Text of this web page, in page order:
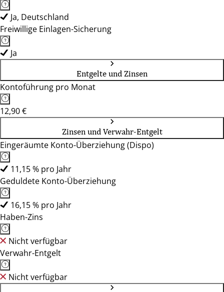
Ja, Deutschland
Freiwillige Einlagen-Sicherung
Ja
Entgelte und Zinsen
Kontoführung pro Monat
12,90 €
Zinsen und Verwahr-Entgelt
Eingeräumte Konto-Überziehung (Dispo)
11,15 % pro Jahr
Geduldete Konto-Überziehung
16,15 % pro Jahr
Haben-Zins
Nicht verfügbar
Verwahr-Entgelt
Nicht verfügbar